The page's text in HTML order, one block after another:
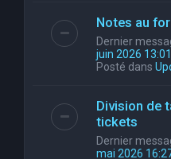
Notes au
Dernier
juin 2026 13:01
Posté dans
Division de
tickets
Dernier
mai 2026